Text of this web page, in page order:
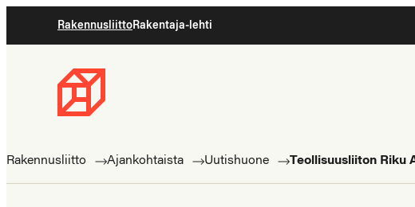
suoraan
RakennusliittoRakentaja-lehti
Rakennusliitto
ammattilaisten
Rakennusliitto Ajankohtaista Uutishuone Teollisuusliiton Riku